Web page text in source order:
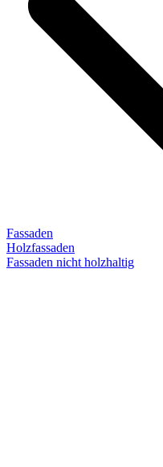
Fassaden
Holzfassaden
Fassaden nicht holzhaltig